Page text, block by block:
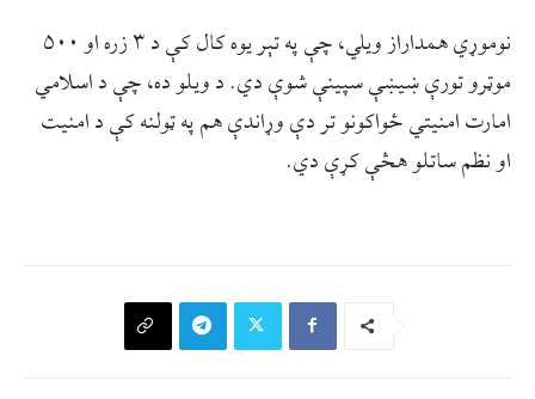
نوموړي همداراز ویلي، چې په تېر يوه کال کې د ۳ زره او ۵۰۰
موټرو تورې ښیښې سپینې شوې دي. د ويلو ده، چې د اسلامي
امارت امنيتي ځواکونو تر دې وړاندې هم په ټولنه کې د امنيت
او نظم ساتلو هڅې کړې دي.